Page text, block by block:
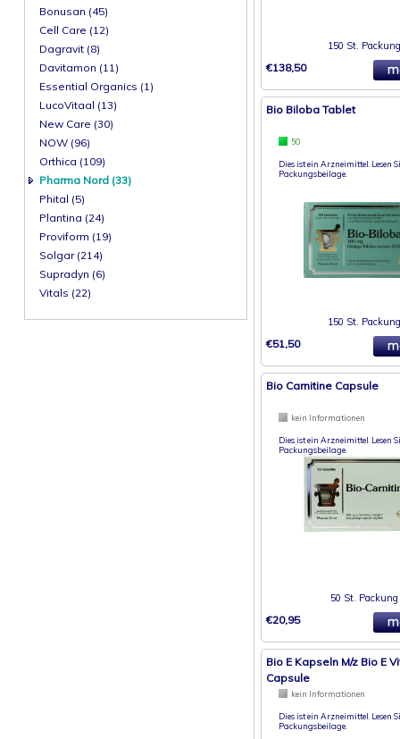
Bonusan (45)
Cell Care (12)
Dagravit (8)
Davitamon (11)
Essential Organics (1)
LucoVitaal (13)
New Care (30)
NOW (96)
Orthica (109)
Pharma Nord (33)
Phital (5)
Plantina (24)
Proviform (19)
Solgar (214)
Supradyn (6)
Vitals (22)
150 St. Packung
€138,50
Bio Biloba Tablet
50
Dies ist ein Arzneimittel. Lesen
Packungsbeilage.
150 St. Packung
€51,50
Bio Carnitine Capsule
kein Informationen
Dies ist ein Arzneimittel. Lesen
Packungsbeilage.
50 St. Packung
€20,95
Bio E Kapseln M/z Bio E
Capsule
kein Informationen
Dies ist ein Arzneimittel. Lesen
Packungsbeilage.